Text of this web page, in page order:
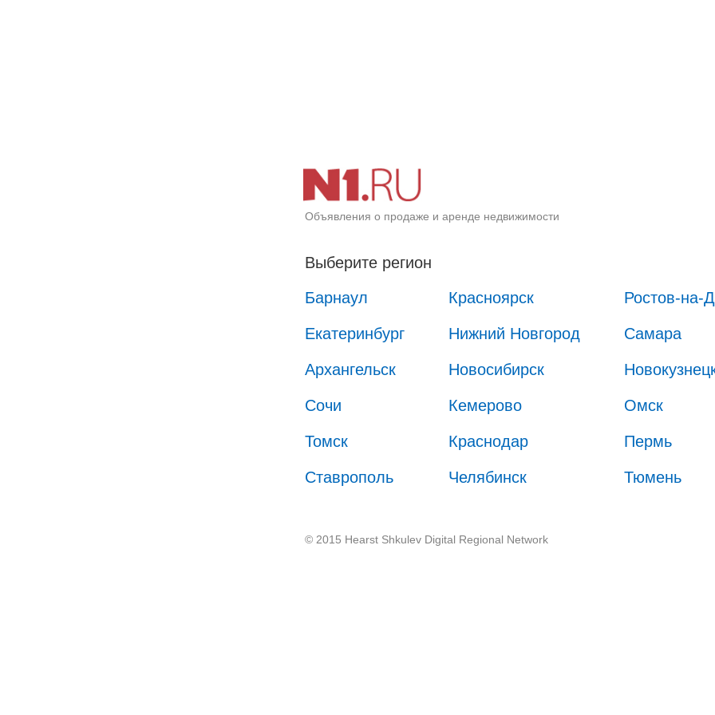
Объявления о продаже и аренде недвижимости
Выберите регион
Барнаул
Красноярск Ростов-на-
Екатеринбург Нижний Новгород Самара
Архангельск Новосибирск
Сочи Кемерово Омск
Томск Краснодар Пермь
Ставрополь Челябинск Тюмень
© 2015 Hearst Shkulev Digital Regional Network